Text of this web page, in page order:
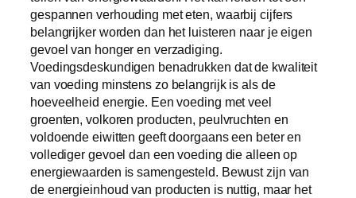
gespannen verhouding met eten, waarbij cijfers
belangrijker worden dan het luisteren naar je eigen
gevoel van honger en verzadiging.
Voedingsdeskundigen benadrukken dat de kwaliteit
van voeding minstens zo belangrijk is als de
hoeveelheid energie. Een voeding met veel
groenten, volkoren producten, peulvruchten en
voldoende eiwitten geeft doorgaans een beter en
vollediger gevoel dan een voeding die alleen op
energiewaarden is samengesteld. Bewust zijn van
de energieinhoud van producten is nuttig, maar het